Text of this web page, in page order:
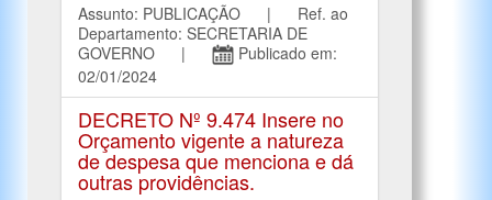
Assunto: PUBLICAÇÃO | Ref. ao
Departamento: SECRETARIA DE
GOVERNO |
Publicado em:
02/01/2024
DECRETO Nº 9.474 Insere no
Orçamento vigente a natureza
de despesa que menciona e dá
outras providências.